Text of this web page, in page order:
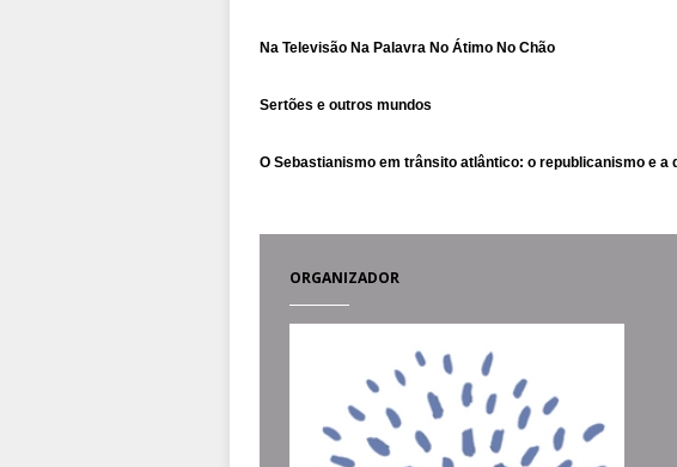
Na Televisão Na Palavra No Átimo No Chão
O Sebastianismo em trânsito atlântico: o republicanismo e
ORGANIZADOR